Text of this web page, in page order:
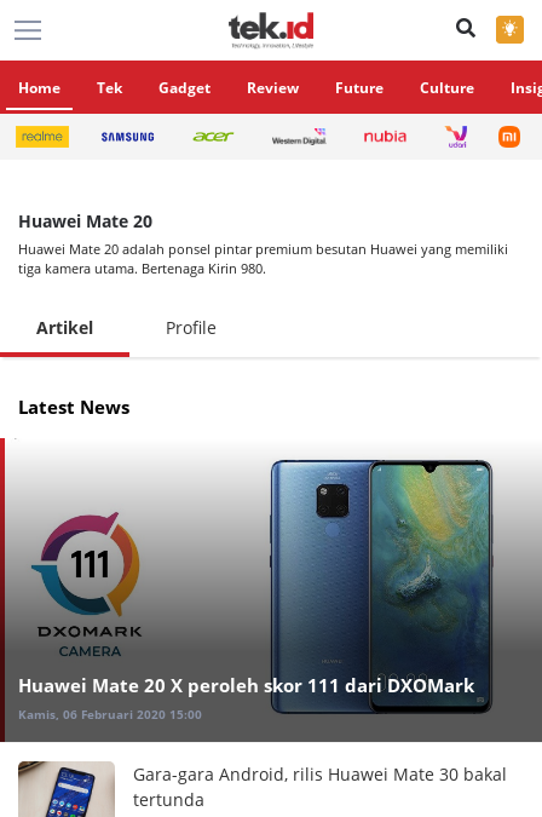
×
Home Tek Gadget Review Future Culture
Huawei Mate 20
Huawei Mate 20 adalah ponsel pintar premium besutan Huawei yang memiliki
tiga kamera utama. Bertenaga Kirin 980.
Artikel Profile
Latest News
Huawei Mate 20 X peroleh skor 111 dari DXOMark
Kamis, 06 Februari 2020 15:00
Gara-gara Android, rilis Huawei Mate 30 bakal
tertunda